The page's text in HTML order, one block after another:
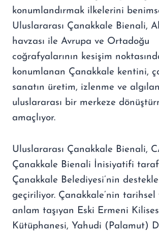
konumlandırmak ilkelerini
Uluslararası Çanakkale Bienali,
havzası ile Avrupa ve Ortadoğu
coğrafyalarının kesişim
konumlanan Çanakkale kentini,
sanatın üretim, izlenme ve
uluslararası bir merkeze
amaçlıyor.
Uluslararası Çanakkale Bienali,
Çanakkale Bienali İnisiyatifi
Çanakkale Belediyesi’nin
geçiriliyor. Çanakkale’nin tarihsel
anlam taşıyan Eski Ermeni
Kütüphanesi, Yahudi (Palamut)